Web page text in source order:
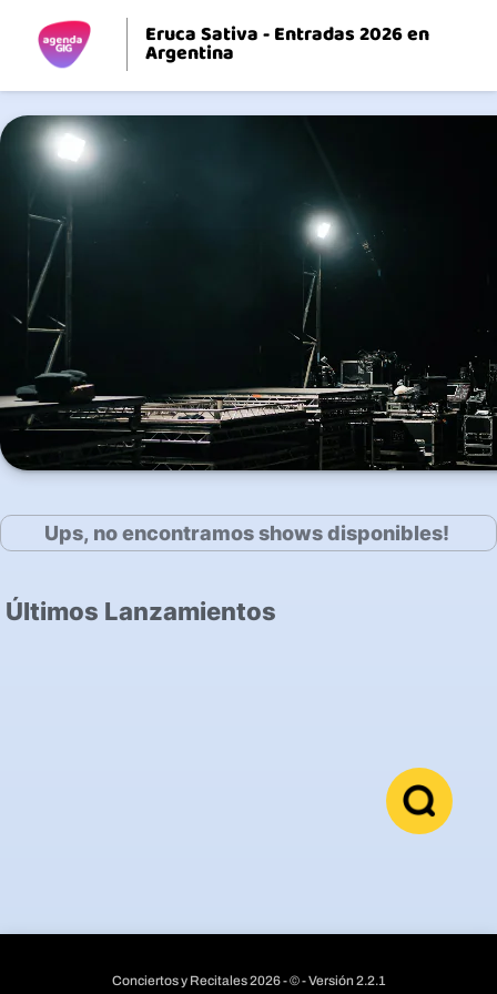
Eruca Sativa - Entradas 2026 en
Argentina
Ups, no encontramos shows disponibles!
Últimos Lanzamientos
Conciertos y Recitales 2026 - © - Versión 2.2.1